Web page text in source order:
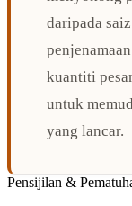
daripada
kuantiti
untuk
yang lancar.
Pensijilan &